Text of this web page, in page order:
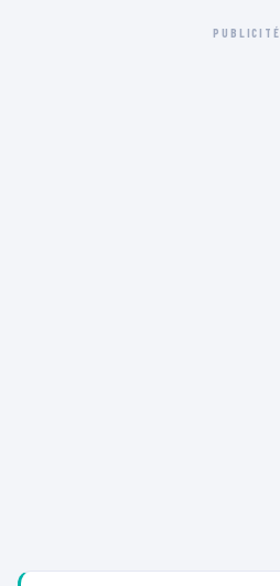
PUBLICITÉ